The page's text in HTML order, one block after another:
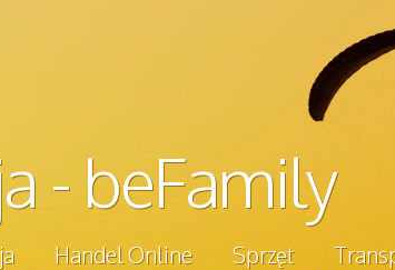
- beFamily
Handel Online Sprzęt